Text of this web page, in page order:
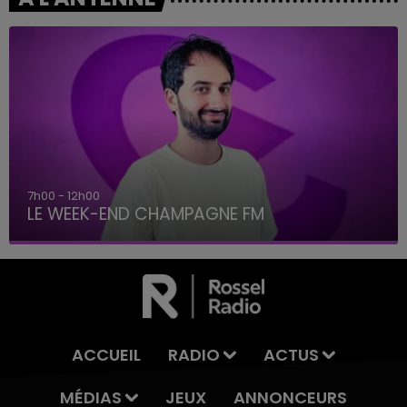
7h00 - 12h00
LE WEEK-END CHAMPAGNE FM
ACCUEIL RADIO
ACTUS
MÉDIAS
JEUX ANNONCEURS